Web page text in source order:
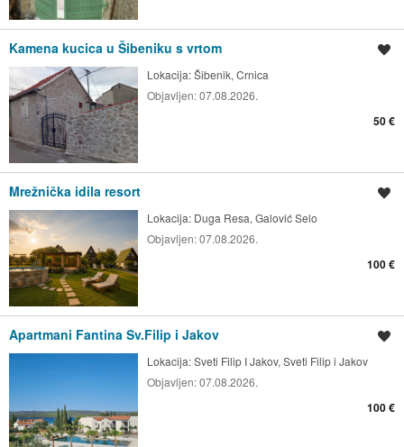
Kamena kucica u Šibeniku s vrtom
Lokacija:Šibenik, Crnica
Objavljen:07.08.2026.
50 €
Mrežnička idila resort
Lokacija: Duga Resa, Galović Selo
Objavljen:07.08.2026.
100 €
Apartmani Fantina Sv.Filip i Jakov
Lokacija:Sveti Filip I Jakov, Sveti Filip i Jakov
Objavljen:07.08.2026.
100 €